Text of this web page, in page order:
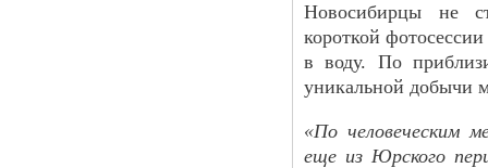
Новосибирцы не
короткой
в воду. По
уникальной добычи
«По человеческим
еще из Юрского